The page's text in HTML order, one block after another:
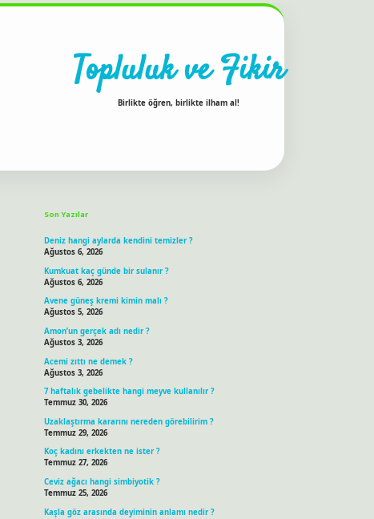
Topluluk ve Fikir
Birlikte öğren, birlikte ilham al!
Son Yazılar
Deniz hangi aylarda kendini temizler ?
Ağustos 6, 2026
Kumkuat kaç günde bir sulanır ?
Ağustos 6, 2026
Avene güneş kremi kimin malı ?
Ağustos 5, 2026
Amon’un gerçek adı nedir ?
Ağustos 3, 2026
Acemi zıttı ne demek ?
Ağustos 3, 2026
7 haftalık gebelikte hangi meyve kullanılır ?
Temmuz 30, 2026
Uzaklaştırma kararını nereden görebilirim ?
Temmuz 29, 2026
Koç kadını erkekten ne ister ?
Temmuz 27, 2026
Ceviz ağacı hangi simbiyotik ?
Temmuz 25, 2026
Kaşla göz arasında deyiminin anlamı nedir ?